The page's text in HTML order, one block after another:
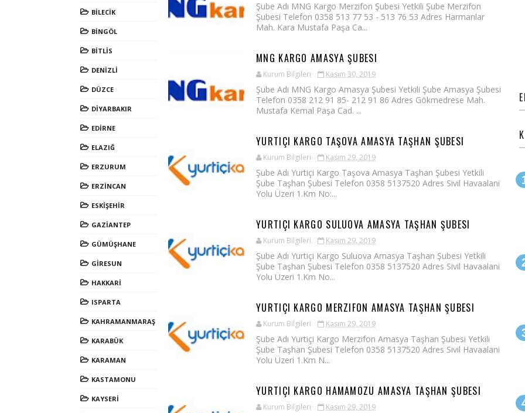
BİLECİK
BİNGÖL
BİTLİS
DENİZLİ
DÜZCE
DİYARBAKIR
EDİRNE
ELAZIĞ
ERZURUM
ERZİNCAN
ESKİŞEHİR
GAZİANTEP
GÜMÜŞHANE
GİRESUN
HAKKARİ
ISPARTA
KAHRAMANMARAŞ
KARABÜK
KARAMAN
KASTAMONU
KAYSERİ
Şube Adı MNG Kargo Merzifon Şubesi Yetkili Şube Merzifon
Şubesi Telefon 0358 513 77 53 - 513 76 53 Adres Harmanlar
Mah. Kara Mustafa Paşa Ca...
MNG KARGO AMASYA ŞUBESI
Kurum Bilgileri Kasım 30, 2019
Şube Adı MNG Kargo Amasya Şubesi Yetkili Şube Amasya Şubesi
Telefon 0358 212 91 85- 212 91 86 Adres Gökmedrese Mah.
Mustafa Kemal Paşa Cad. ...
YURTIÇI KARGO TAŞOVA AMASYA TAŞHAN ŞUBESI
Kurum Bilgileri Kasım 29, 2019
Şube Adı Yurtiçi Kargo Taşova Amasya Taşhan Şubesi Yetkili
Şube Taşhan Şubesi Telefon 0358 5137520 Adres Sivil Havaalani
Yolu Üzeri 1.Km No:...
YURTIÇI KARGO SULUOVA AMASYA TAŞHAN ŞUBESI
Kurum Bilgileri Kasım 29, 2019
Şube Adı Yurtiçi Kargo Suluova Amasya Taşhan Şubesi Yetkili
Şube Taşhan Şubesi Telefon 0358 5137520 Adres Sivil Havaalani
Yolu Üzeri 1.Km No...
YURTIÇI KARGO MERZIFON AMASYA TAŞHAN ŞUBESI
Kurum Bilgileri Kasım 29, 2019
Şube Adı Yurtiçi Kargo Merzifon Amasya Taşhan Şubesi Yetkili
Şube Taşhan Şubesi Telefon 0358 5137520 Adres Sivil Havaalani
Yolu Üzeri 1.Km N...
YURTIÇI KARGO HAMAMÖZÜ AMASYA TAŞHAN ŞUBESI
Kurum Bilgileri Kasım 29, 2019